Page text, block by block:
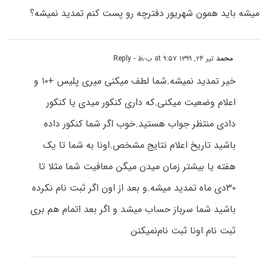
میشه باید همون شهریور دفترچه رو پست کنم تمدید نمیشه؟
محمدتیر ۲۴, ۱۳۹۹ at ۹:۵۷ ب٫ظ - Reply
خیر تمدید نمیشه.شما لطف میکنی میری پلیس +۱۰ و
اعلام وضعیت میکنی.که داری کنکور میدی یا کنکور
دادی منتظر جواب هستید.خوب اگر شما کنکور داده
باشید تاریخ اعلام نتایج مشخص.اونا به شما تا یک
هفته یا بیشتر زمان میدن میگن معافیت شما مثلا تا
۳۰دی ماه تمدید میشه.و بعد از اون اگر ثبت نام نکرده
باشید شما سرباز حساب میشد و اگر بعد اتمام هم بری
ثبت نام اونا ثبت نام‌نمیکنن